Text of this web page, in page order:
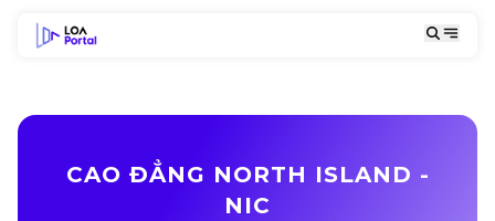
CAO ĐẲNG NORTH ISLAND -
NIC